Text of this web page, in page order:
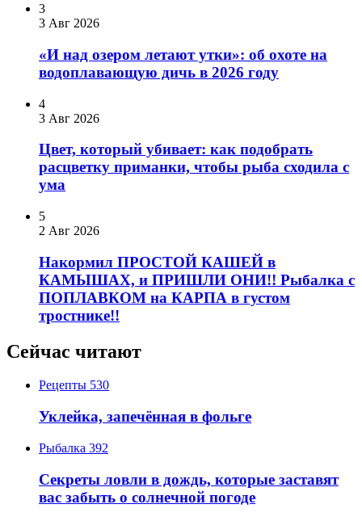
3
3 Авг 2026
«И над озером летают утки»: об охоте на
водоплавающую дичь в 2026 году
4
3 Авг 2026
Цвет, который убивает: как подобрать
расцветку приманки, чтобы рыба сходила с
ума
5
2 Авг 2026
Накормил ПРОСТОЙ КАШЕЙ в
КАМЫШАХ, и ПРИШЛИ ОНИ!! Рыбалка с
ПОПЛАВКОМ на КАРПА в густом
тростнике!!
Сейчас читают
Рецепты 530
Уклейка, запечённая в фольге
Рыбалка 392
Секреты ловли в дождь, которые заставят
вас забыть о солнечной погоде